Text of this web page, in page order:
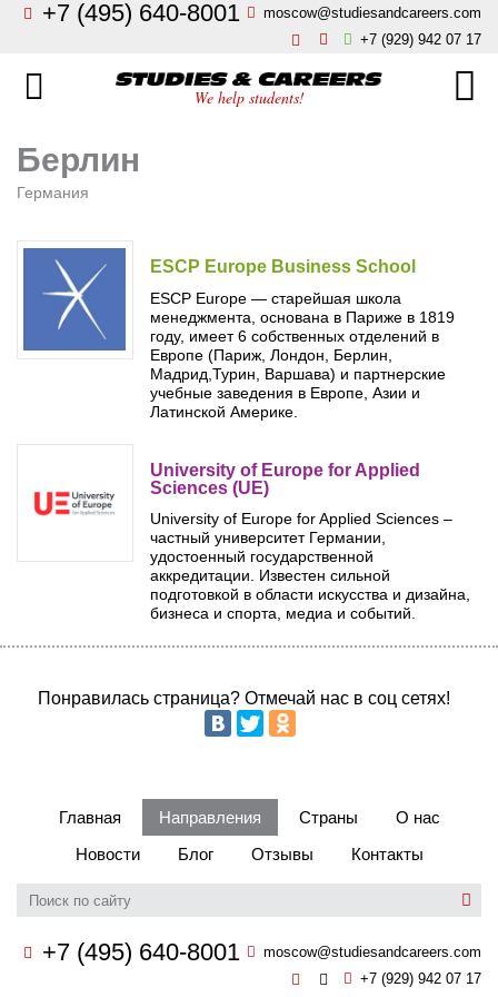
+7 (495) 640-8001
moscow@studiesandcareers.com
+7 (929) 942 07 17
We help students!
Бизнес, менеджмент, финансы
Искусство, мода, дизайн
Архитектура и инжиниринг
Языковые школы
Гостиничный бизнес, туризм
Кулинарное искусство
Бординговые школы
Другие направления
Берлин
Германия
ESCP Europe Business School
ESCP Europe — старейшая школа
менеджмента, основана в Париже в 1819
году, имеет 6 собственных отделений в
Европе (Париж, Лондон, Берлин,
Мадрид,Турин, Варшава) и партнерские
учебные заведения в Европе, Азии и
Латинской Америке.
University of Europe for Applied
Sciences (UE)
University of Europe for Applied Sciences –
частный университет Германии,
удостоенный государственной
аккредитации. Известен сильной
подготовкой в области искусства и дизайна,
бизнеса и спорта, медиа и событий.
Понравилась страница? Отмечай нас в соц сетях!
Главная
Направления
О нас
Новости
Блог
Отзывы
Главная Направления Страны
О нас
Новости
Блог Отзывы Контакты
+7 (495) 640-8001
moscow@studiesandcareers.com
+7 (929) 942 07 17